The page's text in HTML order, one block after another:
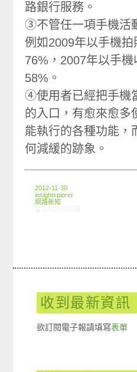
路銀行服務。
③不管任一項手機活
例如2009年以手機
76%，2007年以手
58%。
④使用者已經把手機
的入口，有愈來愈多
能執行的各種功能，
何減緩的跡象。
2012-11-30
insightxplorer
網路新知
收到最新資訊
欲訂閱電子報請填寫表單